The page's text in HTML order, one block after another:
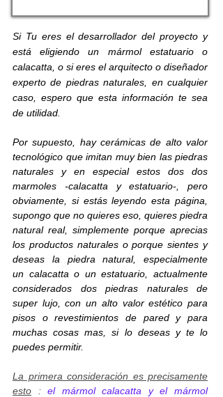
Si Tu eres el desarrollador del proyecto y
está eligiendo un mármol estatuario o
calacatta, o si eres el arquitecto o diseñador
experto de piedras naturales, en cualquier
caso, espero que esta información te sea
de utilidad.
Por supuesto, hay cerámicas de alto valor
tecnológico que imitan muy bien las piedras
naturales y en especial estos dos dos
marmoles -calacatta y estatuario-, pero
obviamente, si estás leyendo esta página,
supongo que no quieres eso, quieres piedra
natural real, simplemente porque aprecias
los productos naturales o porque sientes y
deseas la piedra natural, especialmente
un calacatta o un estatuario, actualmente
considerados dos piedras naturales de
super lujo, con un alto valor estético para
pisos o revestimientos de pared y para
muchas cosas mas, si lo deseas y te lo
puedes permitir.
La primera consideración es precisamente
esto :el mármol calacatta y el mármol